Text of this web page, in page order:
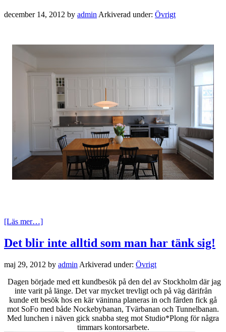
december 14, 2012 by admin Arkiverad under: Övrigt
[Läs mer…]
Det blir inte alltid som man har tänk sig!
maj 29, 2012 by admin Arkiverad under: Övrigt
Dagen började med ett kundbesök på den del av Stockholm där jag
inte varit på länge. Det var mycket trevligt och på väg därifrån
kunde ett besök hos en kär väninna planeras in och färden fick gå
mot SoFo med både Nockebybanan, Tvärbanan och Tunnelbanan.
Med lunchen i näven gick snabba steg mot Studio*Plong för några
timmars kontorsarbete.